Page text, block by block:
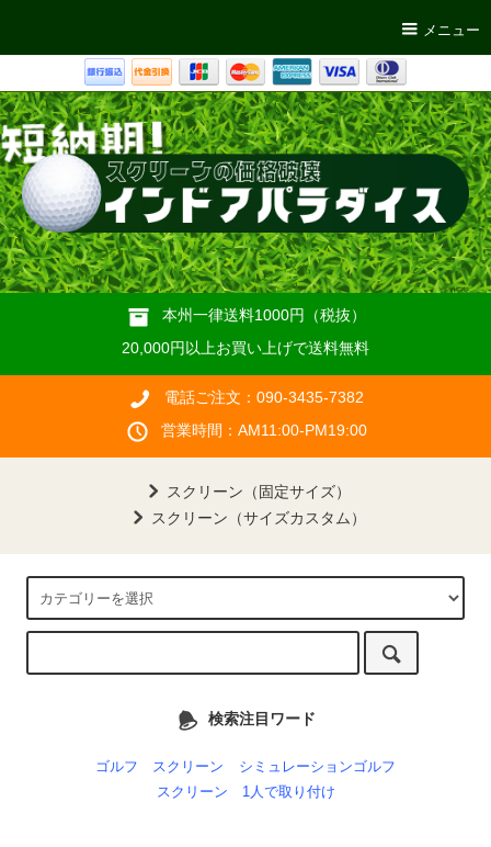
メニュー
本州一律送料1000円（税抜）
20,000円以上お買い上げで送料無料
電話ご注文：090-3435-7382
営業時間：AM11:00-PM19:00
スクリーン（固定サイズ）
スクリーン（サイズカスタム）
検索注目ワード
ゴルフ スクリーン
シミュレーションゴルフ
スクリーン 1人で取り付け